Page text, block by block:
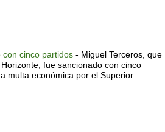
con cinco partidos - Miguel Terceros, que
fue sancionado con cinco
multa económica por el Superior